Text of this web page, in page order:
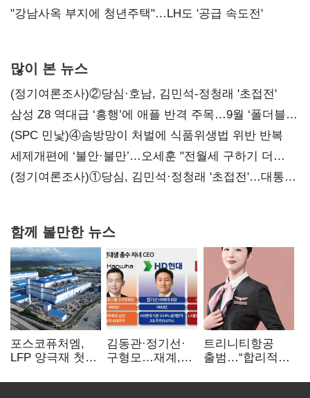
"강남사옥 부지에 청년주택"…LH도 '공급 속도전'
많이 본 뉴스
(정기여론조사)②당심·호남, 김민석-정청래 '초접전'
삼성 Z8 역대급 ‘흥행’에 애플 반격 주목…9월 ‘폴더블
대전’
(SPC 민낯)④솜방망이 처벌에 식품위생법 위반 반복
세제개편에 ‘불안·불만’…오세훈 "전월세 구하기 더
힘들어질 것"
(정기여론조사)①당심, 김민석·정청래 '초접전'…대통령
함께 볼만한 뉴스
포스코퓨처엠,
LFP 양극재 첫
ESS 시장 공략
김동관·정기선·
구형모…재계,
전성시대
트리니티항공
출범…“합리적
서비스로 승부”